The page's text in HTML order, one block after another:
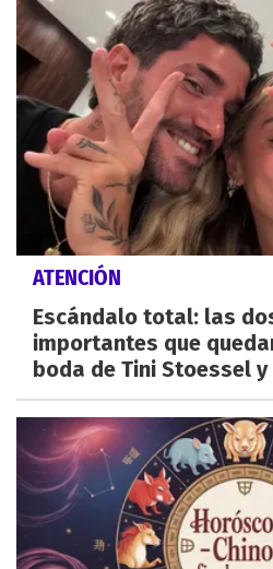
ATENCIÓN
Escándalo total: las
importantes que
boda de Tini Stoessel